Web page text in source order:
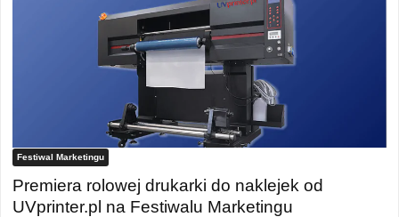
Festiwal Marketingu
Premiera rolowej drukarki do naklejek od
UVprinter.pl na Festiwalu Marketingu